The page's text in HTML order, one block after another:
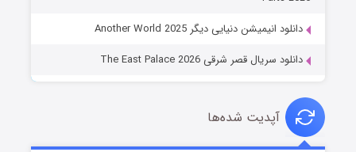
دانلود انیمیشن دنیایی دیگر Another World 2025
دانلود سریال قصر شرقی The East Palace 2026
آپدیت شده‌ها